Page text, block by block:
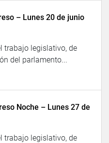
– Lunes 20 de junio
trabajo legislativo, de
del parlamento...
Noche – Lunes 27 de
trabajo legislativo, de